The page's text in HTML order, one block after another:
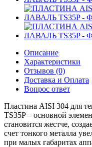
Описание
Характеристики
Отзывов (0)
Доставка и Оплата
Вопрос ответ
Пластина AISI 304 для
TS35P – основной
становится жестче,
счет тонкого металла
при малых габаритах